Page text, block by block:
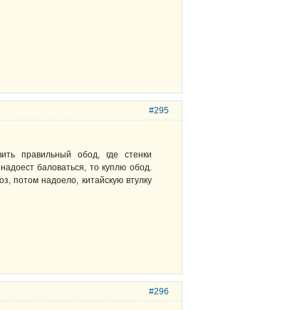
#295
правильный обод, где стенки
баловаться, то куплю обод.
потом надоело, китайскую втулку
#296